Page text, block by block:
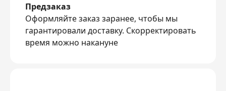
Предзаказ
Оформляйте заказ заранее, чтобы мы
гарантировали доставку. Скорректировать
время можно накануне